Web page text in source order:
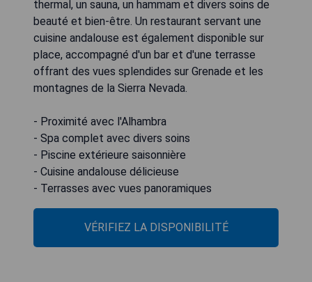
thermal, un sauna, un hammam et divers soins de
beauté et bien-être. Un restaurant servant une
cuisine andalouse est également disponible sur
place, accompagné d'un bar et d'une terrasse
offrant des vues splendides sur Grenade et les
montagnes de la Sierra Nevada.
- Proximité avec l'Alhambra
- Spa complet avec divers soins
- Piscine extérieure saisonnière
- Cuisine andalouse délicieuse
- Terrasses avec vues panoramiques
VÉRIFIEZ LA DISPONIBILITÉ